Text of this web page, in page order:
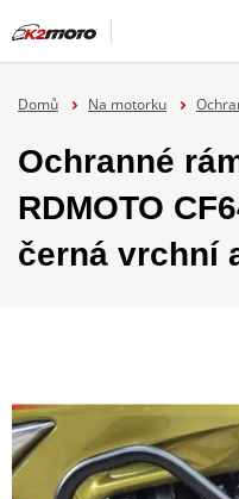
Domů Na motorku
Ochranné
RDMOTO
černá vrchní